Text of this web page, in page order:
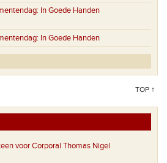
In Goede Handen
In Goede Handen
TOP ↑
voor Corporal Thomas Nigel